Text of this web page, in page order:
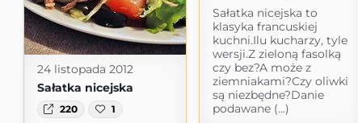
Sałatka nicejska to
klasyka francuskiej
kuchni.Ilu kucharzy, tyle
wersji.Z zieloną fasolką
czy bez?A może z
ziemniakami?Czy oliwki
są niezbędne?Danie
podawane (...)
24 listopada 2012
Sałatka nicejska
220 1